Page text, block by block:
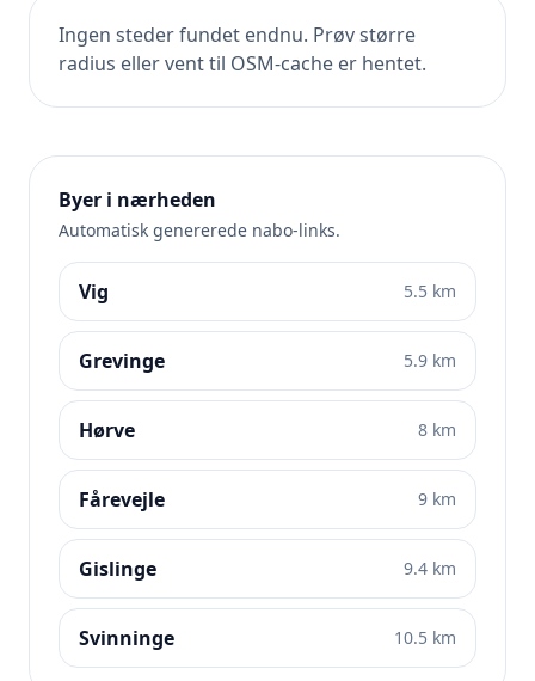
Ingen steder fundet endnu. Prøv større
radius eller vent til OSM-cache er hentet.
Byer i nærheden
Automatisk genererede nabo-links.
Vig 5.5 km
Grevinge 5.9 km
Hørve 8 km
Fårevejle 9 km
Gislinge 9.4 km
Svinninge 10.5 km